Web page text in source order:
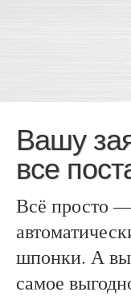
Вашу
все
Всё просто
шпонки. А вы
самое